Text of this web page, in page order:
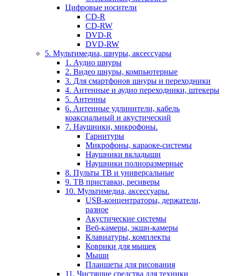
Цифровые носители
CD-R
CD-RW
DVD-R
DVD-RW
5. Мультимедиа, шнуры, аксессуары
1. Аудио шнуры
2. Видео шнуры, компьютерные
3. Для смартфонов шнуры и переходники
4. Антенные и аудио переходники, штекеры
5. Антенны
6. Антенные удлинители, кабель
коаксиальный и акустический
7. Наушники, микрофоны.
Гарнитуры
Микрофоны, караоке-системы
Наушники вкладыши
Наушники полноразмерные
8. Пульты ТВ и универсальные
9. ТВ приставки, ресиверы
10. Мультимедиа, аксессуары.
USB-концентраторы, держатели,
разное
Акустические системы
Веб-камеры, экшн-камеры
Клавиатуры, комплекты
Коврики для мышек
Мыши
Планшеты для рисования
11. Чистящие средства для техники